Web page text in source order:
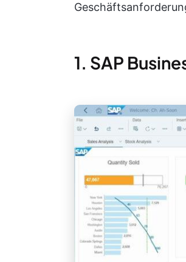
1. SAP